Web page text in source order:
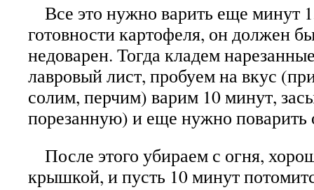
Все это нужно варить еще минут
готовности картофеля, он должен
недоварен. Тогда кладем
лавровый лист, пробуем на вкус
солим, перчим) варим 10 минут,
порезанную) и еще нужно поварить
После этого убираем с огня,
крышкой, и пусть 10 минут